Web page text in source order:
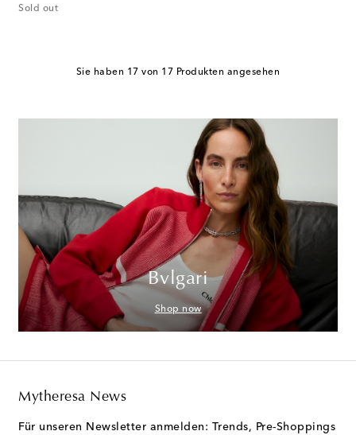
Sold out
Sie haben 17 von 17 Produkten angesehen
Bvlgari
Shop now
Mytheresa News
Für unseren Newsletter anmelden: Trends, Pre-Shoppings